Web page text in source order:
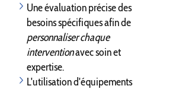
Une évaluation précise des
besoins spécifiques afin de
personnaliser chaque
interventionavec soin et
expertise.
L'utilisation d'équipements